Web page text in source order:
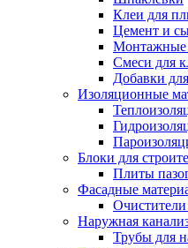
Клеи для
Цемент и
Монтажные
Смеси для
Добавки
Изоляционные
Блоки для
Плиты
Фасадные
Наружная
Трубы для